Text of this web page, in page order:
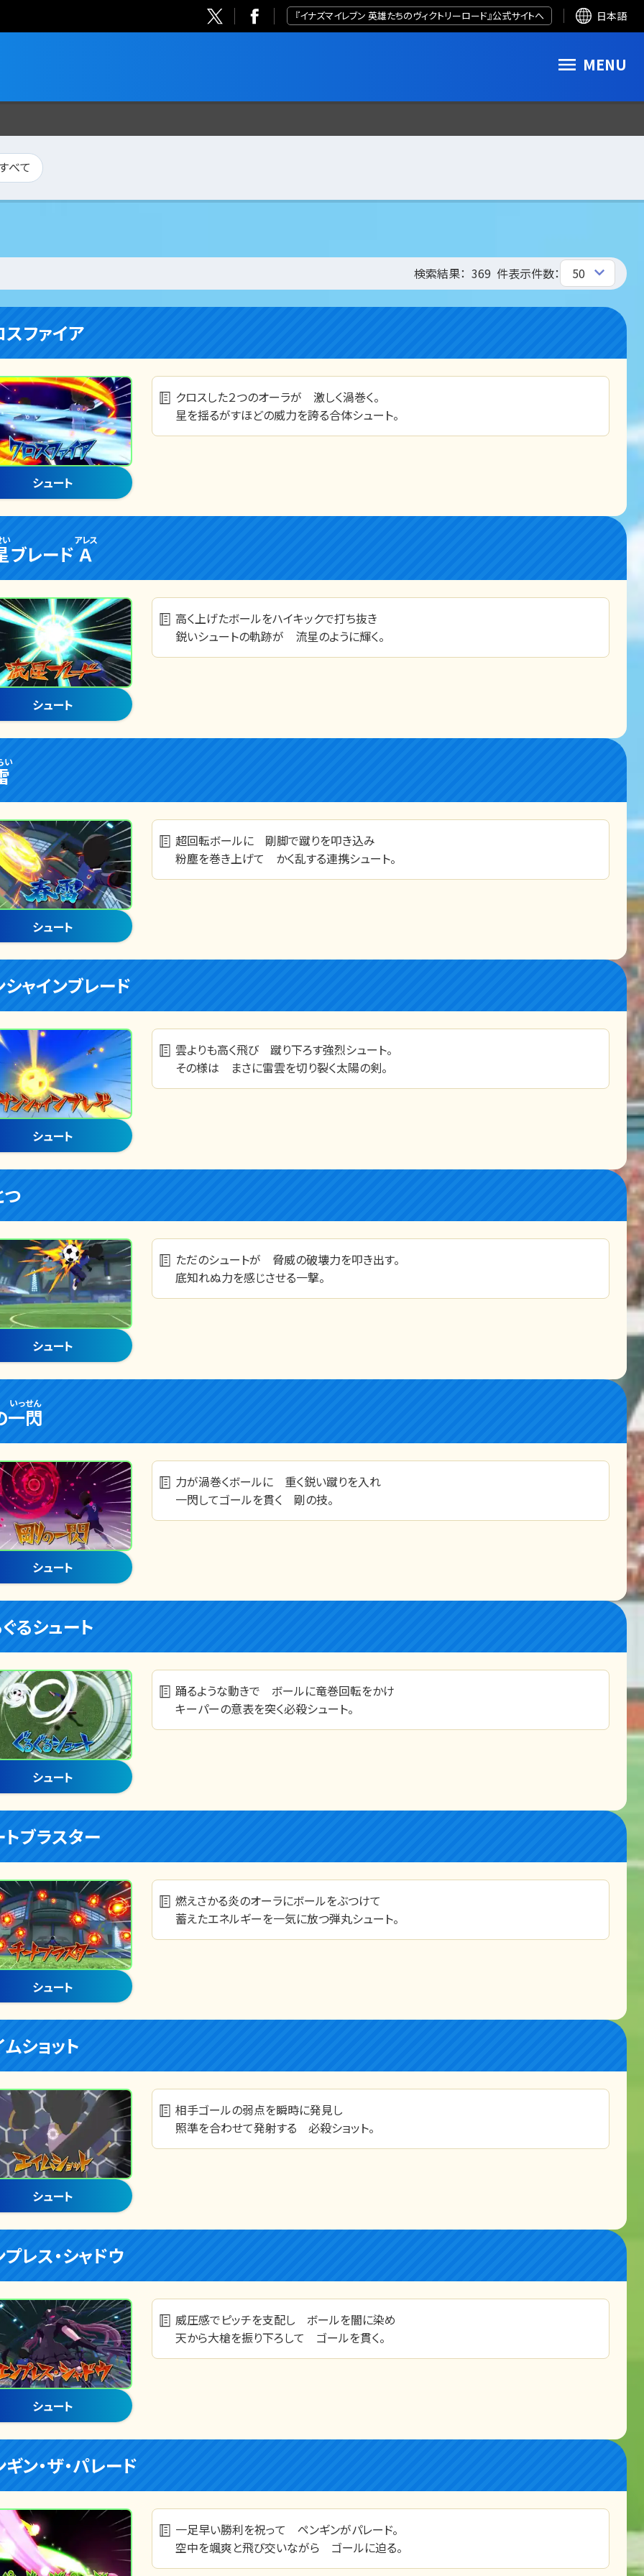
『イナズマイレブン 英雄たちのヴィクトリーロード』公式サイトへ 日本語
MENU
べて
検索結果： 369 件表示件数：
ファイア
シュート
クロスした２つのオーラが 激しく渦巻く。
星を揺るがすほどの威力を誇る合体シュート。
い
ブレード Ａ
アレス
シュート
高く上げたボールをハイキックで打ち抜き
鋭いシュートの軌跡が 流星のように輝く。
い
シュート
超回転ボールに 剛脚で蹴りを叩き込み
粉塵を巻き上げて かく乱する連携シュート。
ャインブレード
シュート
雲よりも高く飛び 蹴り下ろす強烈シュート。
その様は まさに雷雲を切り裂く太陽の剣。
つ
シュート
ただのシュートが 脅威の破壊力を叩き出す。
底知れぬ力を感じさせる一撃。
一閃
いっせん
シュート
力が渦巻くボールに 重く鋭い蹴りを入れ
一閃してゴールを貫く 剛の技。
るシュート
シュート
踊るような動きで ボールに竜巻回転をかけ
キーパーの意表を突く必殺シュート。
ブラスター
シュート
燃えさかる炎のオーラにボールをぶつけて
蓄えたエネルギーを一気に放つ弾丸シュート。
ショット
シュート
相手ゴールの弱点を瞬時に発見し
照準を合わせて発射する 必殺ショット。
レス・シャドウ
シュート
威圧感でピッチを支配し ボールを闇に染め
天から大槍を振り下ろして ゴールを貫く。
ン・ザ・パレード
一足早い勝利を祝って ペンギンがパレード。
空中を颯爽と飛び交いながら ゴールに迫る。